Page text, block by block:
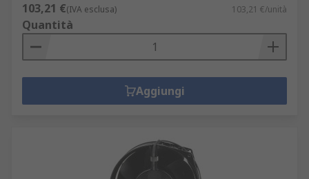
103,21 €(IVA esclusa) 103,21 €/unità
Quantità
Aggiungi